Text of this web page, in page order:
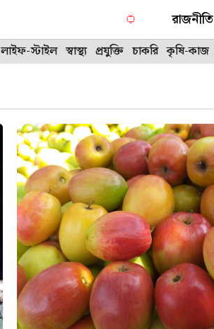
রাজনীতি
লাইফ-স্টাইল স্বাস্থ্য প্রযুক্তি চাকরি কৃষি-কাজ